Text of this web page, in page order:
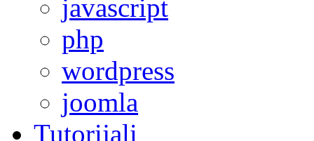
javascript
php
wordpress
joomla
Tutorijali